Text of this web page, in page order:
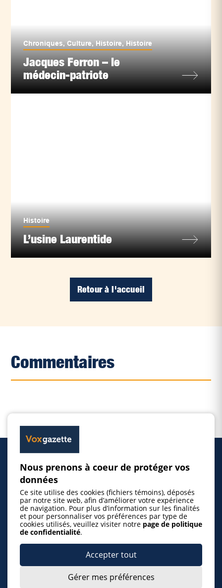
Chroniques,Culture, Histoire, Histoire
Jacques Ferron – le
médecin-patriote
Histoire
L’usine Laurentide
Retour à l'accueil
Commentaires
Inscrire un événement
© 2026 Gazette de la Mauricie. Tous droits
Nous prenons à coeur de protéger vos
données
Ce site utilise des cookies (fichiers témoins), déposés
par notre site web, afin d’améliorer votre expérience
de navigation. Pour plus d’information sur les finalités
et pour personnaliser vos préférences par type de
cookies utilisés, veuillez visiter notre page de politique
de confidentialité.
Accepter tout
Gérer mes préférences